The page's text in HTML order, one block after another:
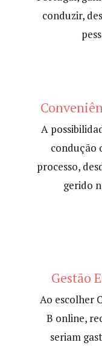
conduzir,
A
condução
processo,
gerido
Gestão
Ao escolher
B online,
seriam